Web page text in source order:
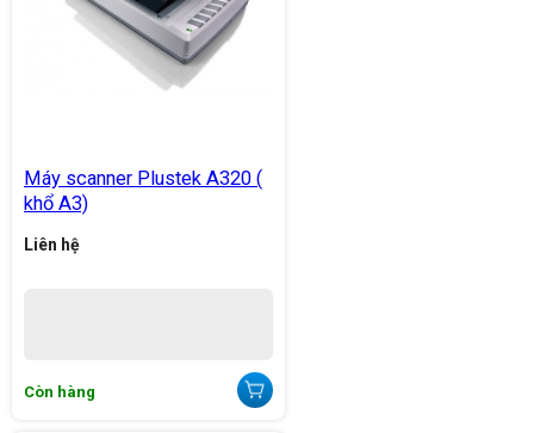
Máy scanner Plustek A320 (
khổ A3)
Liên hệ
Còn hàng